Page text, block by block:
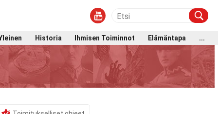
Historia Ihmisen Toiminnot Elämäntapa ...